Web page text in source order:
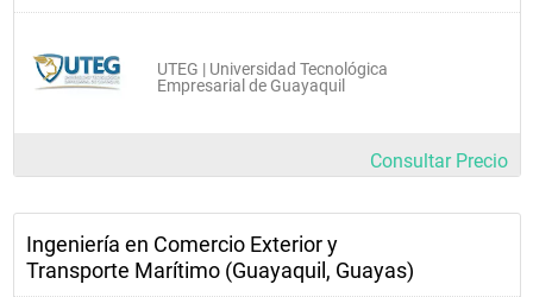
UTEG | Universidad Tecnológica
Empresarial de Guayaquil
Consultar Precio
Ingeniería en Comercio Exterior y
Transporte Marítimo (Guayaquil, Guayas)